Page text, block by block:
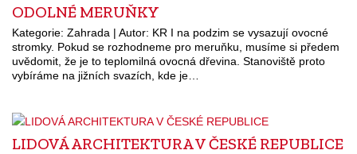
ODOLNÉ MERUŇKY
Kategorie: Zahrada | Autor: KR I na podzim se vysazují ovocné
stromky. Pokud se rozhodneme pro meruňku, musíme si předem
uvědomit, že je to teplomilná ovocná dřevina. Stanoviště proto
vybíráme na jižních svazích, kde je…
LIDOVÁ ARCHITEKTURA V ČESKÉ REPUBLICE